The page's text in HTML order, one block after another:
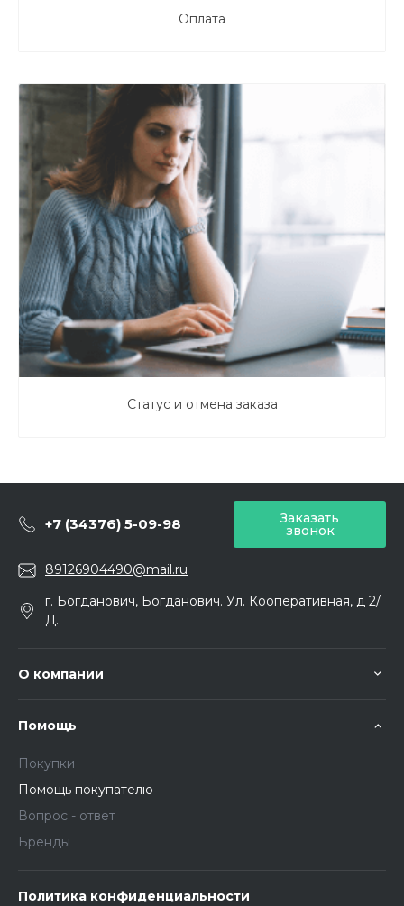
Оплата
Статус и отмена заказа
+7 (34376) 5-09-98 Заказать
звонок
89126904490@mail.ru
г. Богданович, Богданович. Ул. Кооперативная, д 2/
Д.
О компании
Помощь
Покупки
Помощь покупателю
Вопрос - ответ
Бренды
Политика конфиденциальности